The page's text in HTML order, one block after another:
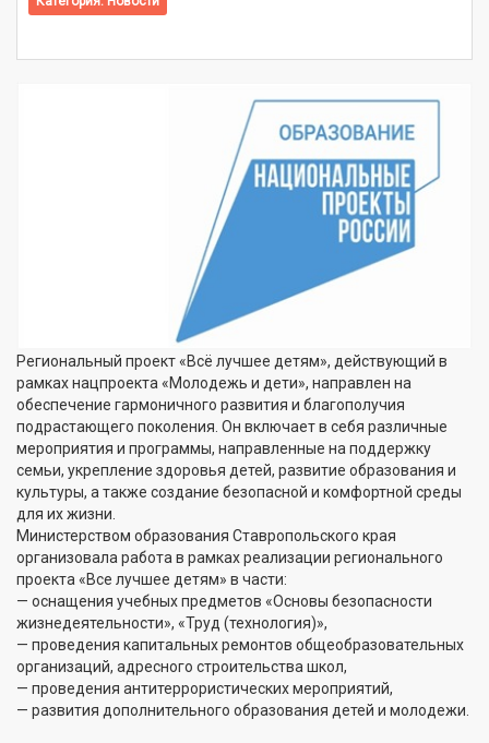
Региональный проект «Всё лучшее детям», действующий в
рамках нацпроекта «Молодежь и дети», направлен на
обеспечение гармоничного развития и благополучия
подрастающего поколения. Он включает в себя различные
мероприятия и программы, направленные на поддержку
семьи, укрепление здоровья детей, развитие образования и
культуры, а также создание безопасной и комфортной среды
для их жизни.
Министерством образования Ставропольского края
организовала работа в рамках реализации регионального
проекта «Все лучшее детям» в части:
— оснащения учебных предметов «Основы безопасности
жизнедеятельности», «Труд (технология)»,
— проведения капитальных ремонтов общеобразовательных
организаций, адресного строительства школ,
— проведения антитеррористических мероприятий,
— развития дополнительного образования детей и молодежи.